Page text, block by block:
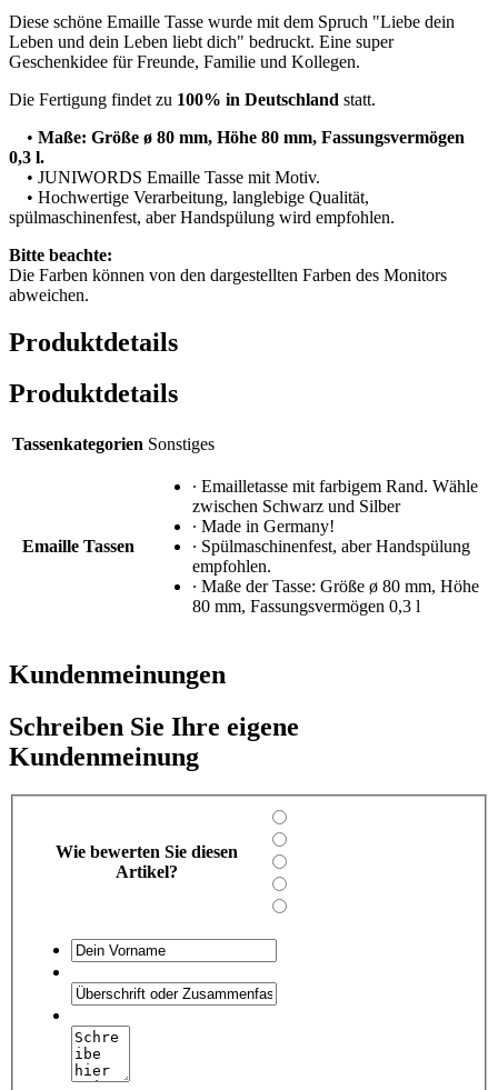
Diese schöne Emaille Tasse wurde mit dem Spruch "Liebe dein
Leben und dein Leben liebt dich" bedruckt. Eine super
Geschenkidee für Freunde, Familie und Kollegen.
Die Fertigung findet zu 100% in Deutschland statt.
• Maße: Größe ø 80 mm, Höhe 80 mm, Fassungsvermögen
0,3 l.
• JUNIWORDS Emaille Tasse mit Motiv.
• Hochwertige Verarbeitung, langlebige Qualität,
spülmaschinenfest, aber Handspülung wird empfohlen.
Bitte beachte:
Die Farben können von den dargestellten Farben des Monitors
abweichen.
Produktdetails
Produktdetails
Tassenkategorien Sonstiges
Emaille Tassen
∙ Emailletasse mit farbigem Rand. Wähle
zwischen Schwarz und Silber
∙ Made in Germany!
∙ Spülmaschinenfest, aber Handspülung
empfohlen.
∙ Maße der Tasse: Größe ø 80 mm, Höhe
80 mm, Fassungsvermögen 0,3 l
Kundenmeinungen
Schreiben Sie Ihre eigene
Kundenmeinung
Wie bewerten Sie diesen
Artikel?